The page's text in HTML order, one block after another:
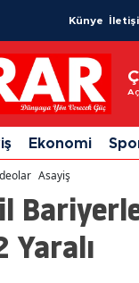
Künye
Ekonomi
Asayiş
Yaralı